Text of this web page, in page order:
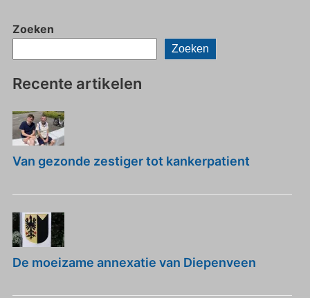
Zoeken
Zoeken
Recente artikelen
Van gezonde zestiger tot kankerpatient
De moeizame annexatie van Diepenveen